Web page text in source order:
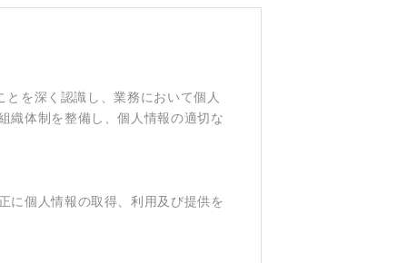
を深く認識し、業務において個人
織体制を整備し、個人情報の適切な
に個人情報の取得、利用及び提供を